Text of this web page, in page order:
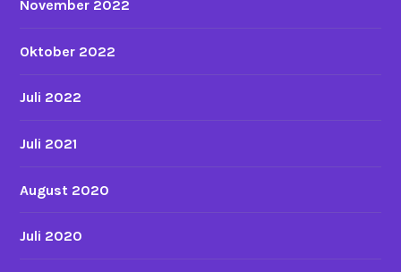
November 2022
Oktober 2022
Juli 2022
Juli 2021
August 2020
Juli 2020